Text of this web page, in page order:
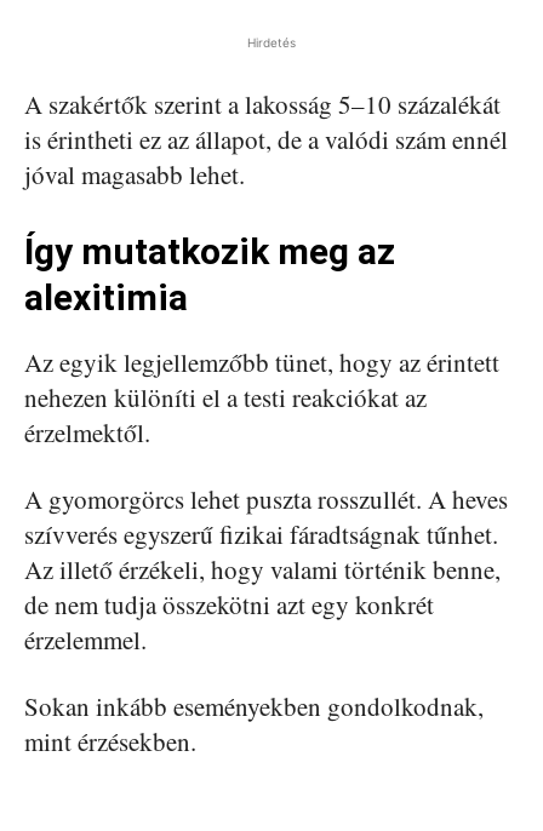
Hirdetés
A szakértők szerint a lakosság 5–10 százalékát
is érintheti ez az állapot, de a valódi szám ennél
jóval magasabb lehet.
Így mutatkozik meg az
alexitimia
Az egyik legjellemzőbb tünet, hogy az érintett
nehezen különíti el a testi reakciókat az
érzelmektől.
A gyomorgörcs lehet puszta rosszullét. A heves
szívverés egyszerű fizikai fáradtságnak tűnhet.
Az illető érzékeli, hogy valami történik benne,
de nem tudja összekötni azt egy konkrét
érzelemmel.
Sokan inkább eseményekben gondolkodnak,
mint érzésekben.